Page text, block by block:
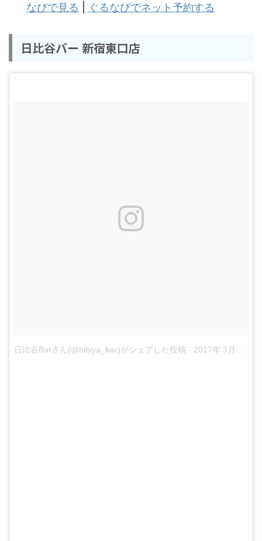
なびで見る
ぐるなびでネット予約する
日比谷バー 新宿東口店
日比谷Barさん(@hibiya_bar)がシェアした投稿 - 2017年 3月月19日午後10時19分PDT